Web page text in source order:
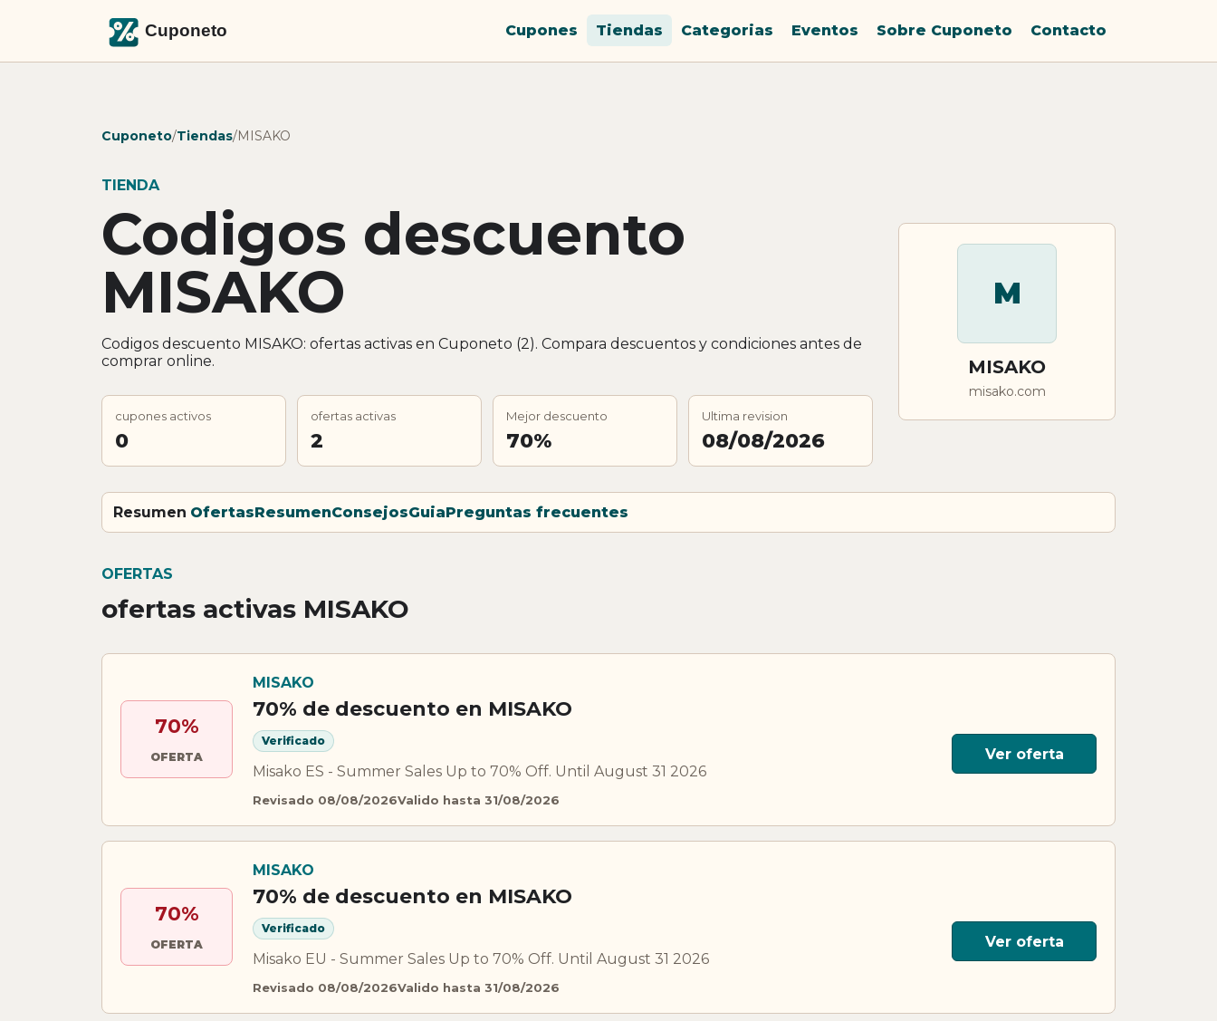
Cupones Tiendas Categorias Eventos Sobre Cuponeto Contacto
Cuponeto/Tiendas/MISAKO
TIENDA
Codigos descuento
MISAKO
Codigos descuento MISAKO: ofertas activas en Cuponeto (2). Compara descuentos y condiciones antes de
comprar online.
cupones activos
0
ofertas activas
2
Mejor descuento
70%
Ultima revision
08/08/2026
M
MISAKO
misako.com
Resumen OfertasResumenConsejosGuiaPreguntas frecuentes
OFERTAS
ofertas activas MISAKO
70%
OFERTA
MISAKO
70% de descuento en MISAKO
Verificado
Misako ES - Summer Sales Up to 70% Off. Until August 31 2026
Revisado 08/08/2026Valido hasta 31/08/2026
Ver oferta
70%
OFERTA
MISAKO
70% de descuento en MISAKO
Verificado
Misako EU - Summer Sales Up to 70% Off. Until August 31 2026
Revisado 08/08/2026Valido hasta 31/08/2026
Ver oferta